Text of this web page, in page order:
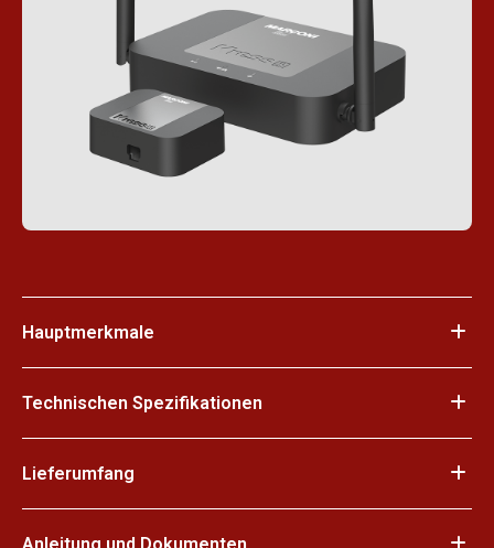
Hauptmerkmale
Technischen Spezifikationen
Lieferumfang